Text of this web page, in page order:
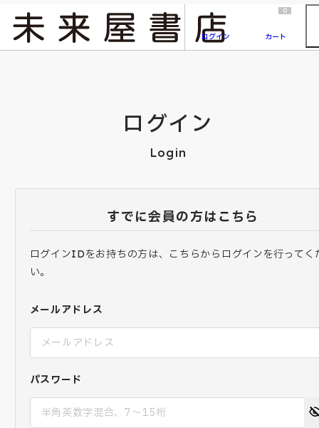
『ONE PIECE magazine 021 ONE PIECEカード付き同梱版』発売延期のご案内
ログイン
0
カート
ログイン
Login
すでに会員の方はこちら
ログインIDをお持ちの方は、こちらからログインを行ってく
い。
メールアドレス
パスワード